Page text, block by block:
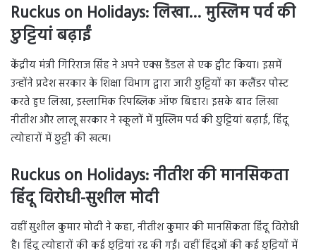
Ruckus on Holidays: लिखा… मुस्लिम पर्व की
छुट्टियां बढ़ाईं
केंद्रीय मंत्री गिरिराज सिंह ने अपने एक्स डैंडल से एक ट्वीट किया। इसमें
उन्होंने प्रदेश सरकार के शिक्षा विभाग द्वारा जारी छुट्टियों का कलैंडर पोस्ट
करते हुए लिखा, इस्लामिक रिपब्लिक ऑफ बिहार। इसके बाद लिखा
नीतीश और लालू सरकार ने स्कूलों में मुस्लिम पर्व की छुट्टियां बढ़ाईं, हिंदू
त्योहारों में छुट्टी की खत्म।
Ruckus on Holidays: नीतीश की मानसिकता
हिंदू विरोधी-सुशील मोदी
वहीं सुशील कुमार मोदी ने कहा, नीतीश कुमार की मानसिकता हिंदू विरोधी
है। हिंदू त्योहारों की कई छुट्टियां रद्द की गईं। वहीं हिंदुओं की कई छुट्टियों में